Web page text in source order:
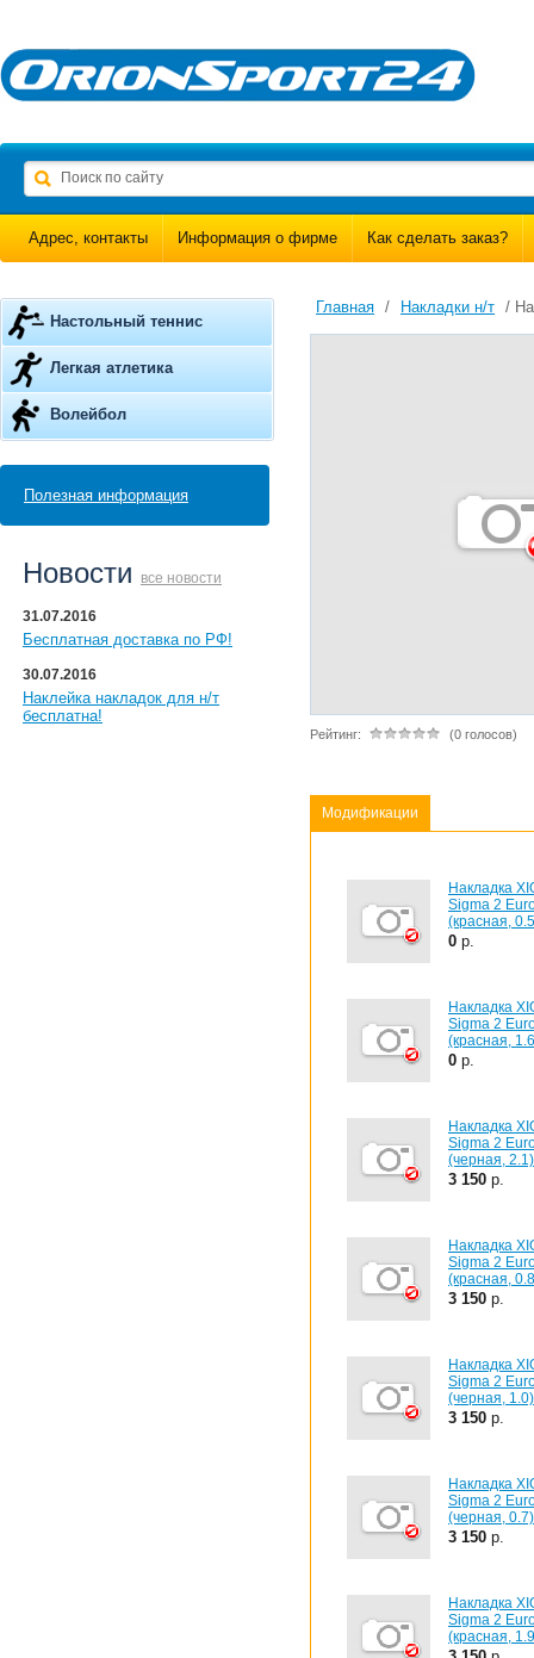
Адрес, контакты Информация о фирме Как сделать заказ?
Настольный теннис
Легкая атлетика
Волейбол
Полезная информация
Новости все новости
31.07.2016
Бесплатная доставка по РФ!
30.07.2016
Наклейка накладок для н/т
бесплатна!
Главная / Накладки н/т /
Рейтинг: (0 голосов)
Модификации
Накладка
Sigma 2
(красная,
0 р.
Накладка
Sigma 2
(красная,
0 р.
Накладка
Sigma 2
(черная, 2.1)
3 150 р.
Накладка
Sigma 2
(красная,
3 150 р.
Накладка
Sigma 2
(черная, 1.0)
3 150 р.
Накладка
Sigma 2
(черная, 0.7)
3 150 р.
Накладка
Sigma 2
(красная,